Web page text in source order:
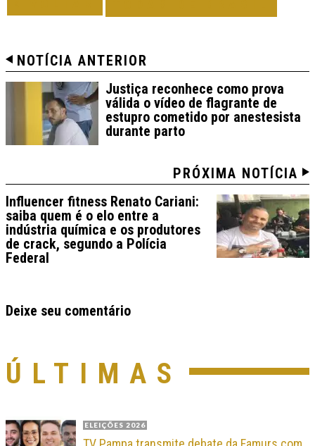
NOTÍCIA ANTERIOR
Justiça reconhece como prova
válida o vídeo de flagrante de
estupro cometido por anestesista
durante parto
PRÓXIMA NOTÍCIA
Influencer fitness Renato Cariani:
saiba quem é o elo entre a
indústria química e os produtores
de crack, segundo a Polícia
Federal
Deixe seu comentário
ÚLTIMAS
ELEIÇÕES 2026